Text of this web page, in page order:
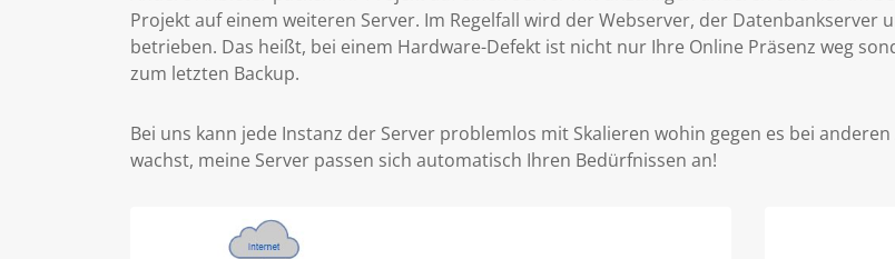
Projekt auf einem weiteren Server. Im Regelfall wird der Webserver, der Datenbankserver
betrieben. Das heißt, bei einem Hardware-Defekt ist nicht nur Ihre Online Präsenz weg
zum letzten Backup.
Bei uns kann jede Instanz der Server problemlos mit Skalieren wohin gegen es bei
wachst, meine Server passen sich automatisch Ihren Bedürfnissen an!